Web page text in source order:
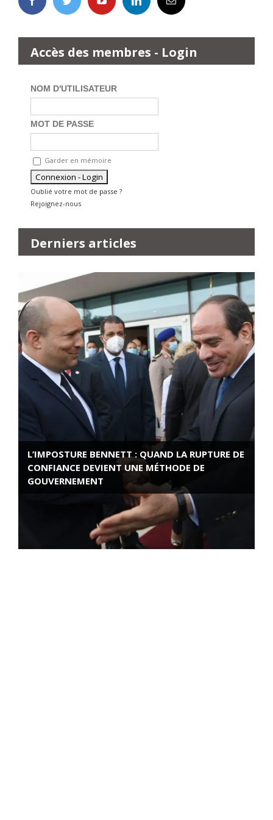
Accès des membres - Login
NOM D'UTILISATEUR
MOT DE PASSE
Garder en mémoire
Oublié votre mot de passe ?
Rejoignez-nous
Derniers articles
L’IMPOSTURE BENNETT : QUAND LA RUPTURE DE
CONFIANCE DEVIENT UNE MÉTHODE DE
GOUVERNEMENT
ROSE VALLAND, HEROÏNE DE LA RESISTANCE